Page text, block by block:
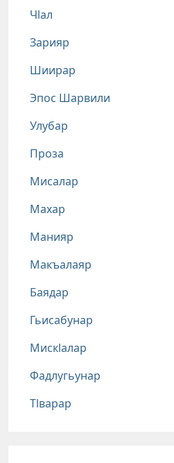
Чlал
Зарияр
Шиирар
Эпос Шарвили
Улубар
Проза
Мисалар
Махар
Манияр
Макъалаяр
Баядар
Гьисабунар
Мискlалар
Фадлугьунар
Тlварар